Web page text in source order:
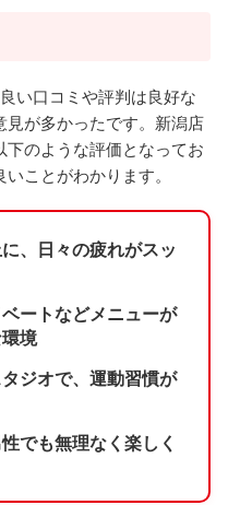
い口コミや評判は良好な
見が多かったです。新潟店
のような評価となってお
ことがわかります。
、日々の疲れがスッ
ートなどメニューが
境
ジオで、運動習慣が
でも無理なく楽しく